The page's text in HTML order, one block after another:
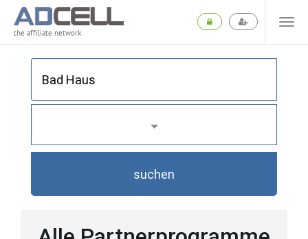
the affiliate network
suchen